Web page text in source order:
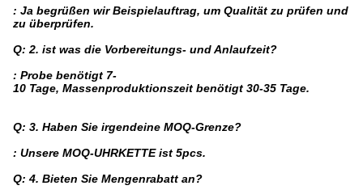
: Ja begrüßen wir Beispielauftrag, um Qualität zu prüfen und
zu überprüfen.
Q: 2. ist was die Vorbereitungs- und Anlaufzeit?
: Probe benötigt 7-
10 Tage, Massenproduktionszeit benötigt 30-35 Tage.
Q: 3. Haben Sie irgendeine MOQ-Grenze?
: Unsere MOQ-UHRKETTE ist 5pcs.
Q: 4. Bieten Sie Mengenrabatt an?